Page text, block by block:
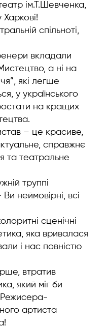
ім.Т.Шевченка,
спільноті,
вкладали
а ні на
які легше
у українського
на кращих
– це красиве,
справжнє
та театральне
труппі
неймовірні, всі
сценічні
яка вривалася
і нас повністю
втратив
який міг би
Режисера-
артиста